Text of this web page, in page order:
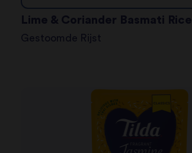
Lime & Coriander Basmati Rice
Gestoomde Rijst